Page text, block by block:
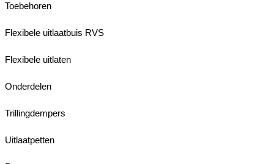
Toebehoren
Flexibele uitlaatbuis RVS
Flexibele uitlaten
Onderdelen
Trillingdempers
Uitlaatpetten